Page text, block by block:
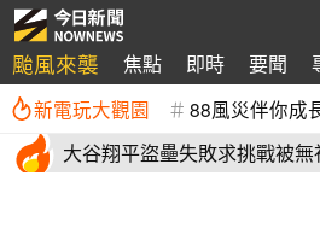
颱風來襲 焦點 即時 要聞
新電玩大觀園 88風災伴你成
大谷翔平盜壘失敗求挑戰被